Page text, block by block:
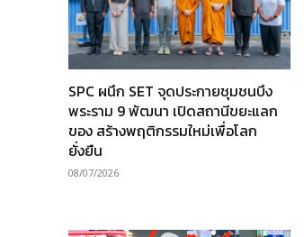
SPC ผนึก SET จุดประกายชุมชนบึง
พระราม 9 พัฒนา เปิดสถานีขยะแลก
ของ สร้างพฤติกรรมใหม่เพื่อโลก
ยั่งยืน
08/07/2026